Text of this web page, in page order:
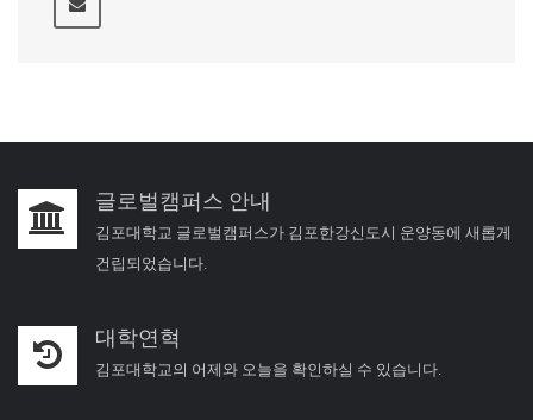
글로벌캠퍼스 안내
김포대학교 글로벌캠퍼스가 김포한강신도시 운양동에 새롭게
건립되었습니다.
대학연혁
김포대학교의 어제와 오늘을 확인하실 수 있습니다.